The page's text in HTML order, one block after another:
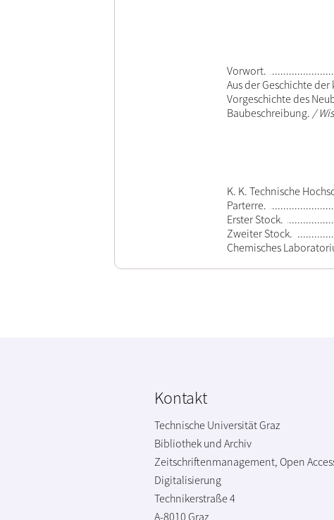
Vorwort.
Aus der Geschichte
Vorgeschichte des
Baubeschreibung.
K. K. Technische
Parterre.
Erster Stock.
Zweiter Stock.
Chemisches
Kontakt
Technische Universität Graz
Bibliothek und Archiv
Zeitschriftenmanagement, Open
Digitalisierung
Technikerstraße 4
A-8010 Graz